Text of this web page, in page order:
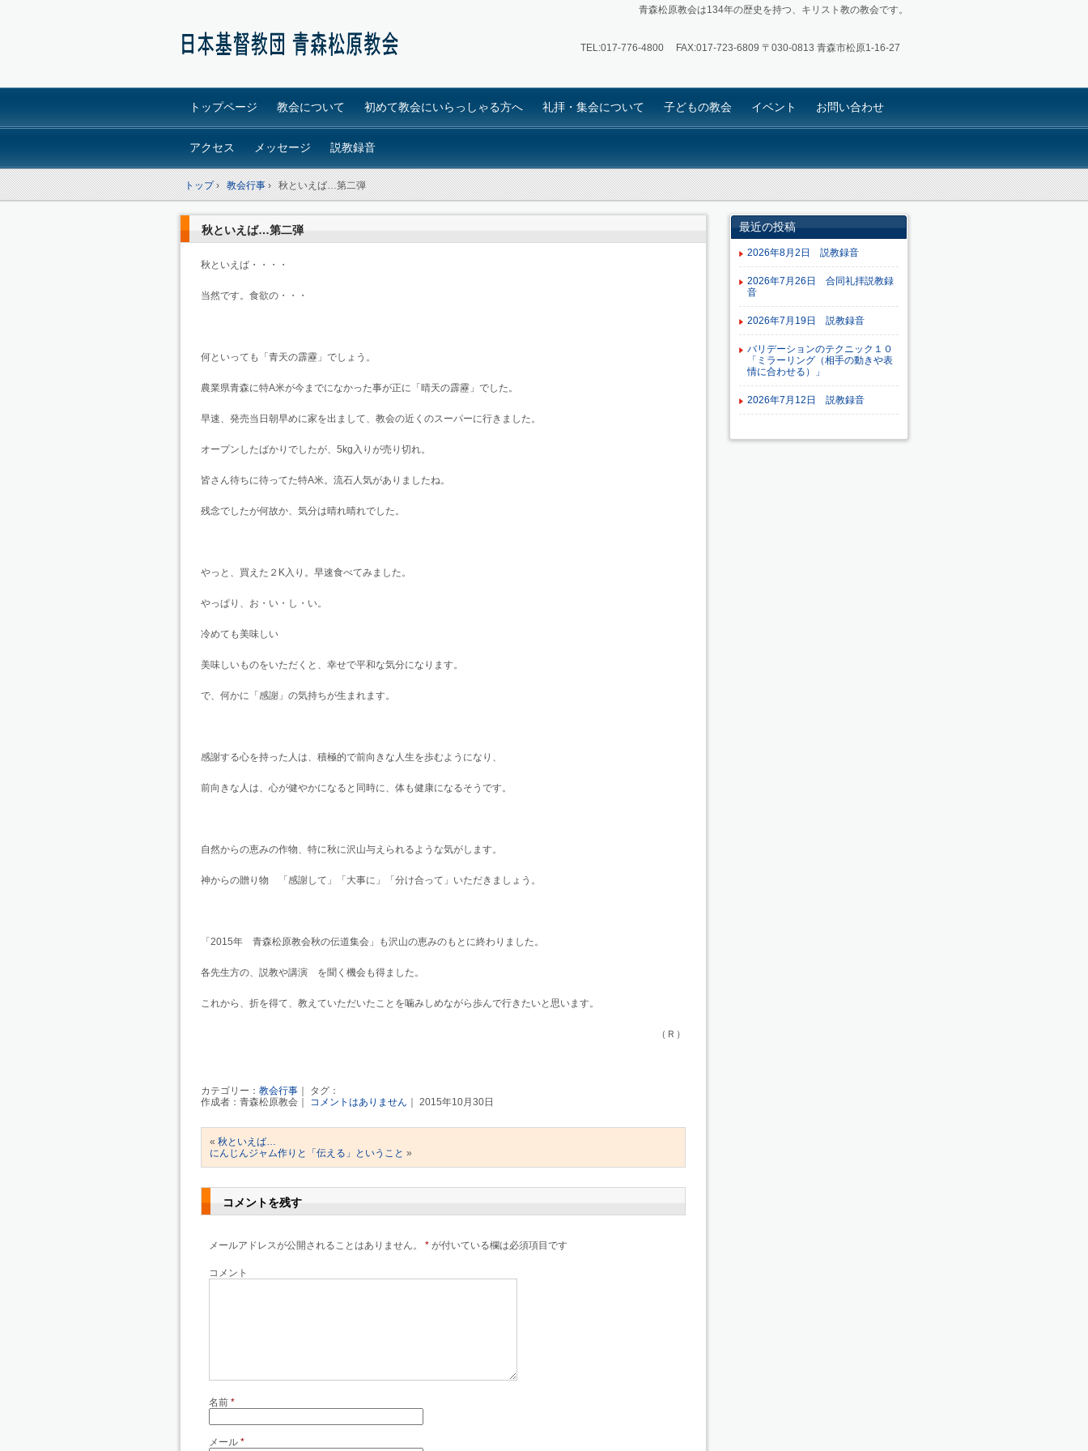
青森松原教会は134年の歴史を持つ、キリスト教の教会です。
TEL:017-776-4800 FAX:017-723-6809 〒030-0813 青森市松原1-16-27
トップページ 教会について 初めて教会にいらっしゃる方へ 礼拝・集会について 子どもの教会 イベント お問い合わせ
アクセス メッセージ 説教録音
トップ› 教会行事› 秋といえば…第二弾
秋といえば…第二弾
秋といえば・・・・
当然です。食欲の・・・
何といっても「青天の霹靂」でしょう。
農業県青森に特A米が今までになかった事が正に「晴天の霹靂」でした。
早速、発売当日朝早めに家を出まして、教会の近くのスーパーに行きました。
オープンしたばかりでしたが、5kg入りが売り切れ。
皆さん待ちに待ってた特A米。流石人気がありましたね。
残念でしたが何故か、気分は晴れ晴れでした。
やっと、買えた２K入り。早速食べてみました。
やっぱり、お・い・し・い。
冷めても美味しい
美味しいものをいただくと、幸せで平和な気分になります。
で、何かに「感謝」の気持ちが生まれます。
感謝する心を持った人は、積極的で前向きな人生を歩むようになり、
前向きな人は、心が健やかになると同時に、体も健康になるそうです。
自然からの恵みの作物、特に秋に沢山与えられるような気がします。
神からの贈り物 「感謝して」「大事に」「分け合って」いただきましょう。
「2015年 青森松原教会秋の伝道集会」も沢山の恵みのもとに終わりました。
各先生方の、説教や講演 を聞く機会も得ました。
これから、折を得て、教えていただいたことを噛みしめながら歩んで行きたいと思います。
（Ｒ）
カテゴリー： 教会行事 ｜ タグ：
作成者：青森松原教会｜ コメントはありません ｜ 2015年10月30日
« 秋といえば…
にんじんジャム作りと「伝える」ということ »
コメントを残す
メールアドレスが公開されることはありません。 * が付いている欄は必須項目です
コメント
名前 *
メール *
最近の投稿
2026年8月2日 説教録音
2026年7月26日 合同礼拝説教録
音
2026年7月19日 説教録音
バリデーションのテクニック１０
「ミラーリング（相手の動きや表
情に合わせる）」
2026年7月12日 説教録音